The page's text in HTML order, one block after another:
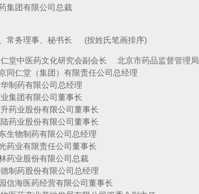
有限公司总裁
常务理事、秘书长 (按姓氏笔画排序)
医药文化研究会副会长 北京市药品监督管理
仁堂（集团）有限责任公司总经理
药有限公司总经理
有限公司董事长
份有限公司董事长
份有限公司董事长
药有限公司总经理
限责任公司董事长
份有限公司总裁
份有限公司总经理
药经营有限公司董事长